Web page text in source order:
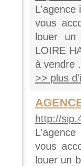
L'agence
vous
louer un
LOIRE
à vendre
>> plus
http://
vous
louer un